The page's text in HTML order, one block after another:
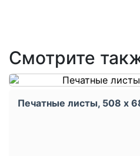
Смотрите
Печатные листы, 508 x